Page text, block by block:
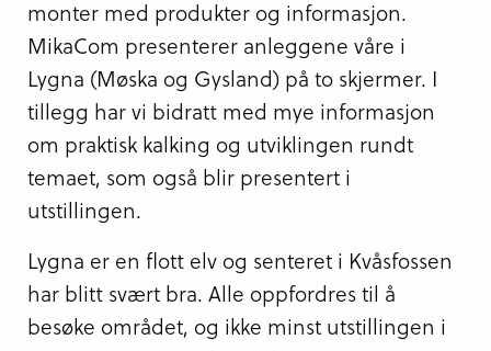
monter med produkter og informasjon.
MikaCom presenterer anleggene våre i
Lygna (Møska og Gysland) på to skjermer. I
tillegg har vi bidratt med mye informasjon
om praktisk kalking og utviklingen rundt
temaet, som også blir presentert i
utstillingen.
Lygna er en flott elv og senteret i Kvåsfossen
har blitt svært bra. Alle oppfordres til å
besøke området, og ikke minst utstillingen i